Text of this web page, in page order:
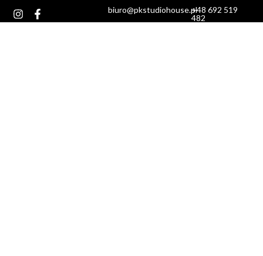
biuro@pkstudiohouse.pl+48 692 519
482